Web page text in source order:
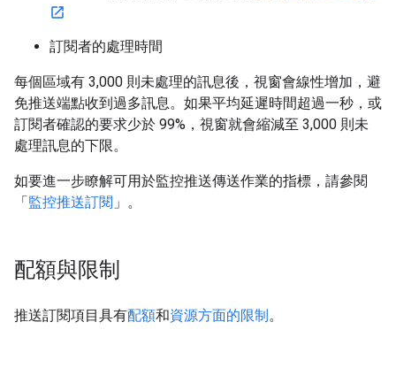
訂閱者的處理時間
每個區域有 3,000 則未處理的訊息後，視窗會線性增加，避
免推送端點收到過多訊息。如果平均延遲時間超過一秒，或
訂閱者確認的要求少於 99%，視窗就會縮減至 3,000 則未
處理訊息的下限。
如要進一步瞭解可用於監控推送傳送作業的指標，請參閱
「監控推送訂閱 」。
配額與限制
推送訂閱項目具有配額和資源方面的限制。